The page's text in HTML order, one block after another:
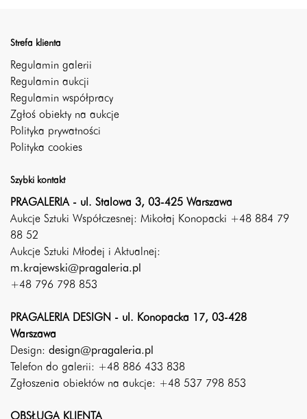
Strefa klienta
Regulamin galerii
Regulamin aukcji
Regulamin współpracy
Zgłoś obiekty na aukcje
Polityka prywatności
Polityka cookies
Szybki kontakt
PRAGALERIA - ul. Stalowa 3, 03-425 Warszawa
Aukcje Sztuki Współczesnej: Mikołaj Konopacki +48 884 79
88 52
Aukcje Sztuki Młodej i Aktualnej:
m.krajewski@pragaleria.pl
+48 796 798 853
PRAGALERIA DESIGN - ul. Konopacka 17, 03-428
Warszawa
Design: design@pragaleria.pl
Telefon do galerii: +48 886 433 838
Zgłoszenia obiektów na aukcje: +48 537 798 853